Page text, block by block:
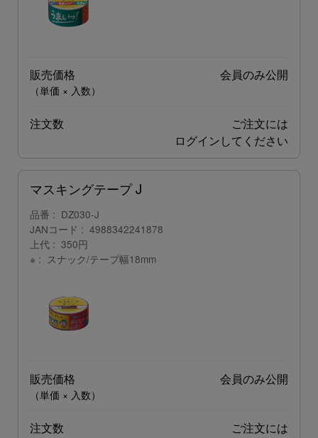
販売価格
（単価 × 入数）
会員のみ公開
注文数
ご注文には
ログインしてください
マスキングテープ J
品番
DZ030-J
JANコード
4988342241878
上代
350円
※
スナック/テープ幅18mm
販売価格
（単価 × 入数）
会員のみ公開
注文数
ご注文には